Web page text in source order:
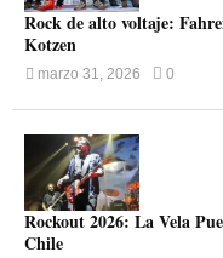
Rock de alto voltaje:
Kotzen
marzo 31, 2026 0
Rockout 2026: La Vela
Chile